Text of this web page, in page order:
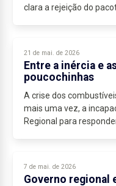
clara a rejeição do
21 de mai. de 2026
Entre a inércia e
poucochinhas
A crise dos
mais uma vez, a
Regional para
7 de mai. de 2026
Governo regional